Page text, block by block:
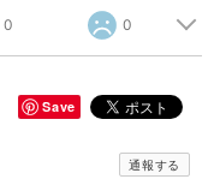
0 0
Save
通報する